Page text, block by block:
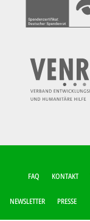
FUSSZEILEN-M
FAQ KONTAKT
NEWSLETTER PRESSE